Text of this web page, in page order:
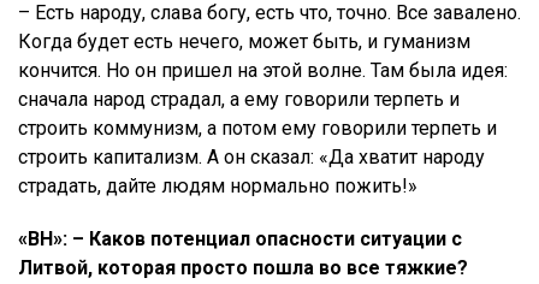
– Есть народу, слава богу, есть что, точно. Все завалено.
Когда будет есть нечего, может быть, и гуманизм
кончится. Но он пришел на этой волне. Там была идея:
сначала народ страдал, а ему говорили терпеть и
строить коммунизм, а потом ему говорили терпеть и
строить капитализм. А он сказал: «Да хватит народу
страдать, дайте людям нормально пожить!»
«ВН»: – Каков потенциал опасности ситуации с
Литвой, которая просто пошла во все тяжкие?